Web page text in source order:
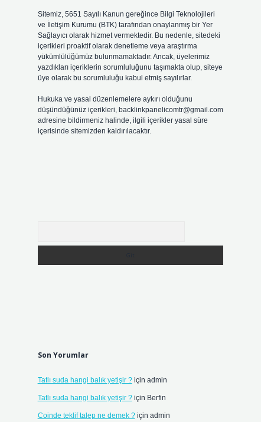
Sitemiz, 5651 Sayılı Kanun gereğince Bilgi Teknolojileri
ve İletişim Kurumu (BTK) tarafından onaylanmış bir Yer
Sağlayıcı olarak hizmet vermektedir. Bu nedenle, sitedeki
içerikleri proaktif olarak denetleme veya araştırma
yükümlülüğümüz bulunmamaktadır. Ancak, üyelerimiz
yazdıkları içeriklerin sorumluluğunu taşımakta olup, siteye
üye olarak bu sorumluluğu kabul etmiş sayılırlar.
Hukuka ve yasal düzenlemelere aykırı olduğunu
düşündüğünüz içerikleri, backlinkpanelicomtr@gmail.com
adresine bildirmeniz halinde, ilgili içerikler yasal süre
içerisinde sitemizden kaldırılacaktır.
Son Yorumlar
Tatlı suda hangi balık yetişir ?için admin
Tatlı suda hangi balık yetişir ?için Berfin
Coinde teklif talep ne demek ?için admin